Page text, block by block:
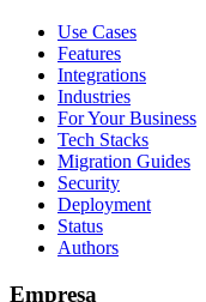
Use Cases
Features
Integrations
Industries
For Your Business
Tech Stacks
Migration Guides
Security
Deployment
Status
Authors
Empresa